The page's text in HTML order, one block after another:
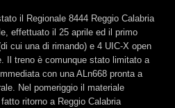
il Regionale 8444 Reggio Calabria
effettuato il 25 aprile ed il primo
cui una di rimando) e 4 UIC-X open
Il treno è comunque stato limitato a
con una ALn668 pronta a
Nel pomeriggio il materiale
ritorno a Reggio Calabria